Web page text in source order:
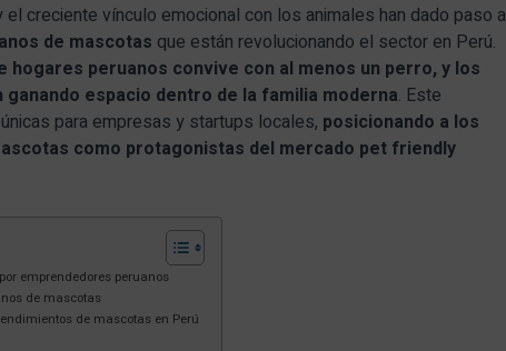
creciente vínculo emocional con los animales han dado paso a
de mascotas que están revolucionando el sector en Perú.
hogares peruanos convive con al menos un perro, y los
espacio dentro de la familia moderna. Este
para empresas y startups locales, posicionando a los
como protagonistas del mercado pet friendly
emprendedores peruanos
de mascotas
de mascotas en Perú